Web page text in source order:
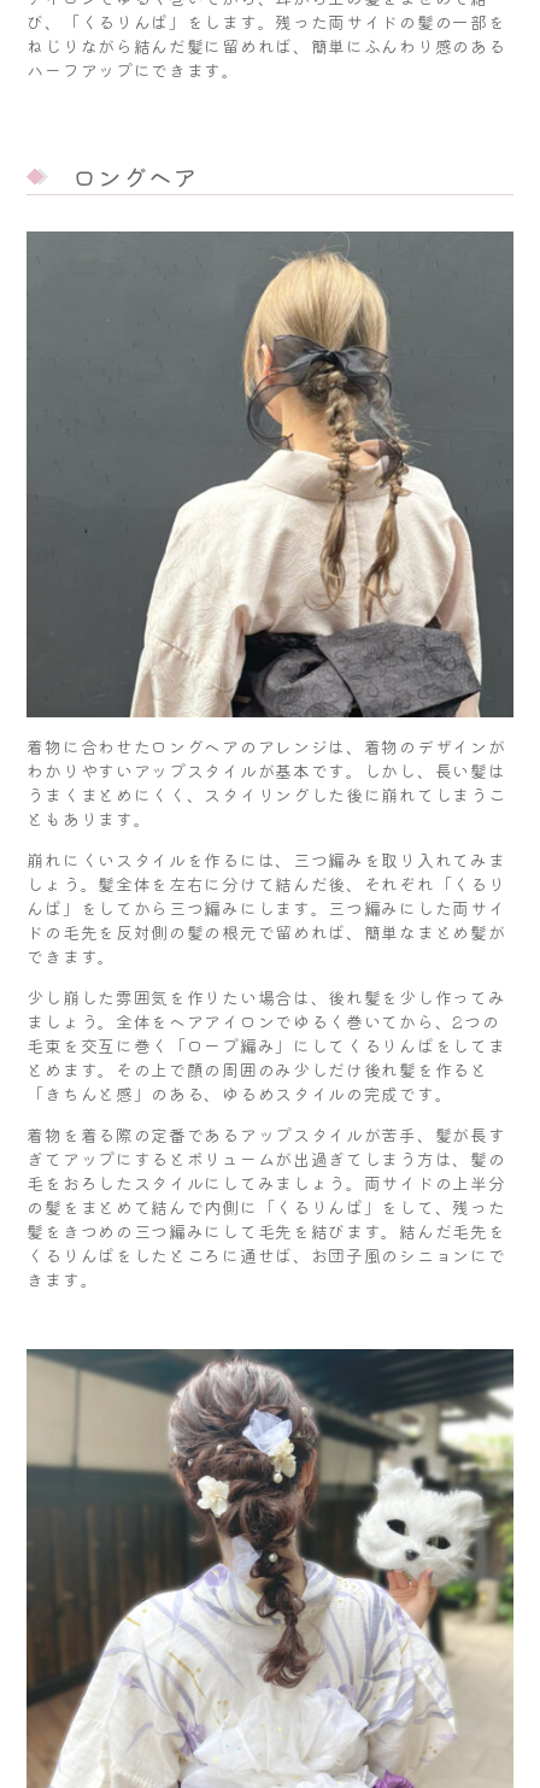
び、「くるりんぱ」をします。残った両サイドの髪の一部を
ねじりながら結んだ髪に留めれば、簡単にふんわり感のある
ハーフアップにできます。
ロングヘア
着物に合わせたロングヘアのアレンジは、着物のデザインが
わかりやすいアップスタイルが基本です。しかし、長い髪は
うまくまとめにくく、スタイリングした後に崩れてしまうこ
ともあります。
崩れにくいスタイルを作るには、三つ編みを取り入れてみま
しょう。髪全体を左右に分けて結んだ後、それぞれ「くるり
んぱ」をしてから三つ編みにします。三つ編みにした両サイ
ドの毛先を反対側の髪の根元で留めれば、簡単なまとめ髪が
できます。
少し崩した雰囲気を作りたい場合は、後れ髪を少し作ってみ
ましょう。全体をヘアアイロンでゆるく巻いてから、2つの
毛束を交互に巻く「ロープ編み」にしてくるりんぱをしてま
とめます。その上で顔の周囲のみ少しだけ後れ髪を作ると
「きちんと感」のある、ゆるめスタイルの完成です。
着物を着る際の定番であるアップスタイルが苦手、髪が長す
ぎてアップにするとボリュームが出過ぎてしまう方は、髪の
毛をおろしたスタイルにしてみましょう。両サイドの上半分
の髪をまとめて結んで内側に「くるりんぱ」をして、残った
髪をきつめの三つ編みにして毛先を結びます。結んだ毛先を
くるりんぱをしたところに通せば、お団子風のシニョンにで
きます。